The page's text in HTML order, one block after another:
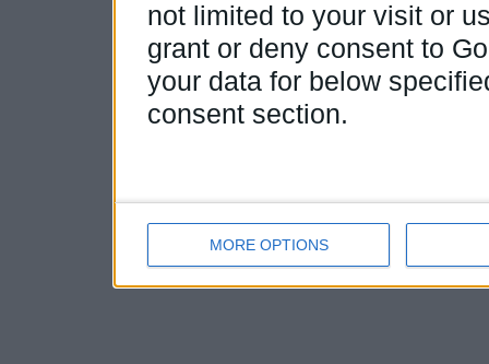
not limited to your visit or
grant or deny consent to
your data for below
consent section.
MORE OPTIONS